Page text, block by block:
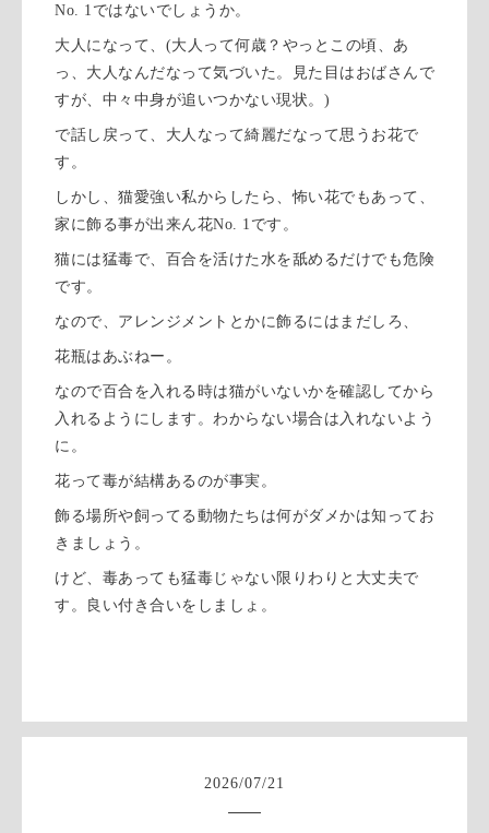
No. 1ではないでしょうか。
大人になって、(大人って何歳？やっとこの頃、あ
っ、大人なんだなって気づいた。見た目はおばさんで
すが、中々中身が追いつかない現状。)
で話し戻って、大人なって綺麗だなって思うお花で
す。
しかし、猫愛強い私からしたら、怖い花でもあって、
家に飾る事が出来ん花No. 1です。
猫には猛毒で、百合を活けた水を舐めるだけでも危険
です。
なので、アレンジメントとかに飾るにはまだしろ、
花瓶はあぶねー。
なので百合を入れる時は猫がいないかを確認してから
入れるようにします。わからない場合は入れないよう
に。
花って毒が結構あるのが事実。
飾る場所や飼ってる動物たちは何がダメかは知ってお
きましょう。
けど、毒あっても猛毒じゃない限りわりと大丈夫で
す。良い付き合いをしましょ。
2026/07/21